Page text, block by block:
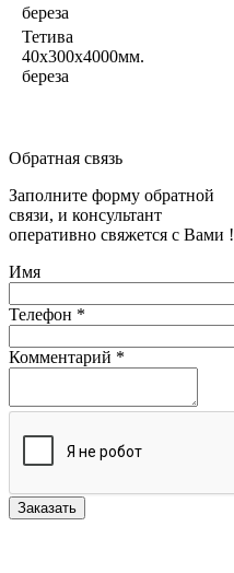
береза
Тетива
40х300х4000мм.
береза
Обратная связь
Заполните форму обратной
связи, и консультант
оперативно свяжется с Вами !
Имя
Телефон *
Комментарий *